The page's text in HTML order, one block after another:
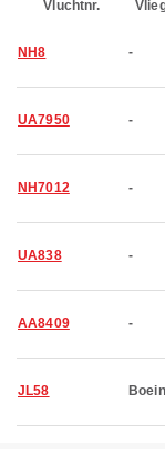
Vluchtnr.
NH8 -
UA7950 -
NH7012 -
UA838 -
AA8409 -
JL58